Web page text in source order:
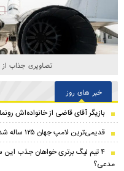
تصاویری جذاب
خبر های روز
بازیگر آقای قاضی از خانواده‌اش
قدیمی‌ترین لامپ جهان ۱۲۵ ساله شد
۴ تیم لیگ برتری خواهان جذب این
مدعی؟